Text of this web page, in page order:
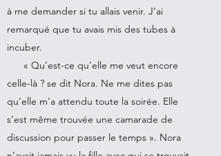
à me demander si tu allais venir. J’ai
remarqué que tu avais mis des tubes à
incuber.
« Qu’est-ce qu’elle me veut encore
celle-là ? se dit Nora. Ne me dites pas
qu’elle m’a attendu toute la soirée. Elle
s’est même trouvée une camarade de
discussion pour passer le temps ». Nora